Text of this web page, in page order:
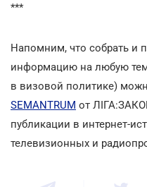
***
Напомним, что собрать и
информацию на любую
в визовой политике)
SEMANTRUM от
публикации в интернет-
телевизионных и